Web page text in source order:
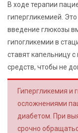
В ходе терапии
гипергликемией.
введение глюкозы
гипогликемии в
ставят капельницу
средств, чтобы не
Гипергликемия и
осложнениями
диабетом. При
срочно